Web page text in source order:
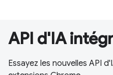
API d'IA
Essayez les nouvelles API